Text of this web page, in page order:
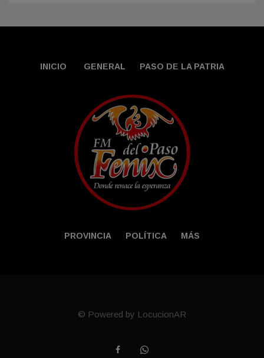
INICIO GENERAL PASO DE LA PATRIA
PROVINCIA POLÍTICA MÁS
© Powered by LocucionAR